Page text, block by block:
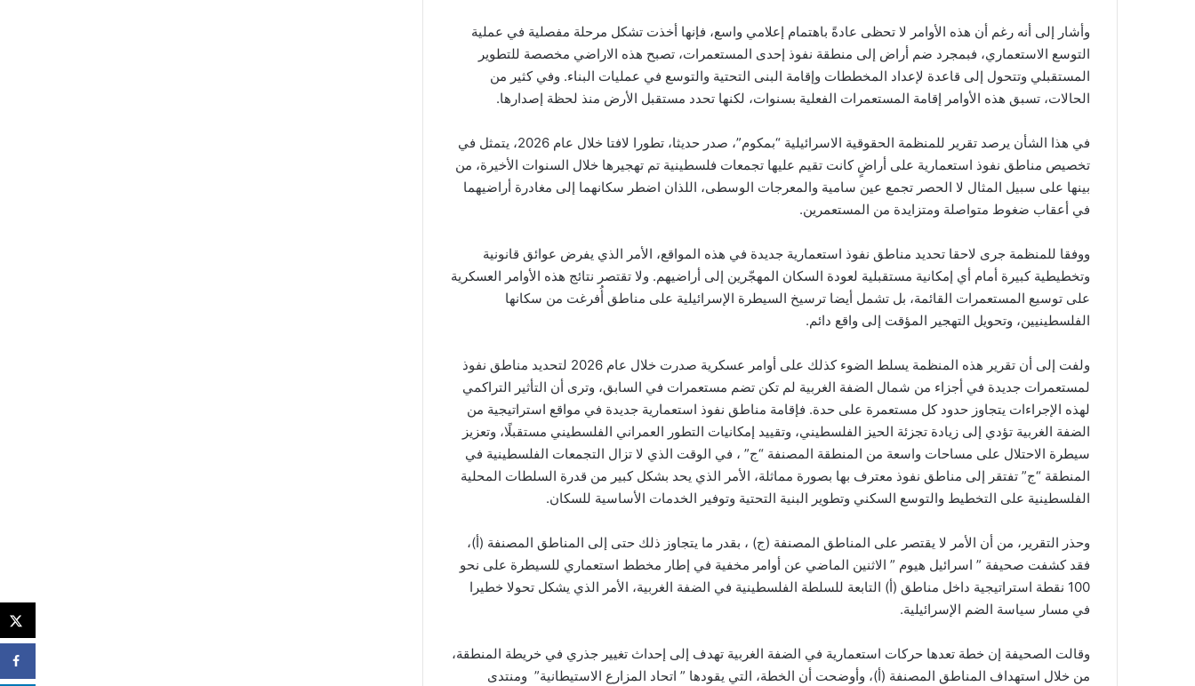
وأشار إلى أنه رغم أن هذه الأوامر لا تحظى عادةً باهتمام إعلامي واسع، فإنها أخذت تشكل مرحلة مفصلية في عملية
التوسع الاستعماري، فبمجرد ضم أراض إلى منطقة نفوذ إحدى المستعمرات، تصبح هذه الاراضي مخصصة للتطوير
المستقبلي وتتحول إلى قاعدة لإعداد المخططات وإقامة البنى التحتية والتوسع في عمليات البناء. وفي كثير من
الحالات، تسبق هذه الأوامر إقامة المستعمرات الفعلية بسنوات، لكنها تحدد مستقبل الأرض منذ لحظة إصدارها.
في هذا الشأن يرصد تقرير للمنظمة الحقوقية الاسرائيلية “بمكوم”، صدر حديثا، تطورا لافتا خلال عام 2026، يتمثل في
تخصيص مناطق نفوذ استعمارية على أراضٍ كانت تقيم عليها تجمعات فلسطينية تم تهجيرها خلال السنوات الأخيرة، من
بينها على سبيل المثال لا الحصر تجمع عين سامية والمعرجات الوسطى، اللذان اضطر سكانهما إلى مغادرة أراضيهما
في أعقاب ضغوط متواصلة ومتزايدة من المستعمرين.
ووفقا للمنظمة جرى لاحقا تحديد مناطق نفوذ استعمارية جديدة في هذه المواقع، الأمر الذي يفرض عوائق قانونية
وتخطيطية كبيرة أمام أي إمكانية مستقبلية لعودة السكان المهجّرين إلى أراضيهم. ولا تقتصر نتائج هذه الأوامر العسكرية
على توسيع المستعمرات القائمة، بل تشمل أيضا ترسيخ السيطرة الإسرائيلية على مناطق أُفرغت من سكانها
الفلسطينيين، وتحويل التهجير المؤقت إلى واقع دائم.
ولفت إلى أن تقرير هذه المنظمة يسلط الضوء كذلك على أوامر عسكرية صدرت خلال عام 2026 لتحديد مناطق نفوذ
لمستعمرات جديدة في أجزاء من شمال الضفة الغربية لم تكن تضم مستعمرات في السابق، وترى أن التأثير التراكمي
لهذه الإجراءات يتجاوز حدود كل مستعمرة على حدة. فإقامة مناطق نفوذ استعمارية جديدة في مواقع استراتيجية من
الضفة الغربية تؤدي إلى زيادة تجزئة الحيز الفلسطيني، وتقييد إمكانيات التطور العمراني الفلسطيني مستقبلًا، وتعزيز
سيطرة الاحتلال على مساحات واسعة من المنطقة المصنفة “ج” ، في الوقت الذي لا تزال التجمعات الفلسطينية في
المنطقة “ج” تفتقر إلى مناطق نفوذ معترف بها بصورة مماثلة، الأمر الذي يحد بشكل كبير من قدرة السلطات المحلية
الفلسطينية على التخطيط والتوسع السكني وتطوير البنية التحتية وتوفير الخدمات الأساسية للسكان.
وحذر التقرير، من أن الأمر لا يقتصر على المناطق المصنفة (ج) ، بقدر ما يتجاوز ذلك حتى إلى المناطق المصنفة (أ)،
فقد كشفت صحيفة ” اسرائيل هيوم ” الاثنين الماضي عن أوامر مخفية في إطار مخطط استعماري للسيطرة على نحو
100 نقطة استراتيجية داخل مناطق (أ) التابعة للسلطة الفلسطينية في الضفة الغربية، الأمر الذي يشكل تحولا خطيرا
في مسار سياسة الضم الإسرائيلية.
وقالت الصحيفة إن خطة تعدها حركات استعمارية في الضفة الغربية تهدف إلى إحداث تغيير جذري في خريطة المنطقة،
من خلال استهداف المناطق المصنفة (أ)، وأوضحت أن الخطة، التي يقودها ” اتحاد المزارع الاستيطانية” ومنتدى